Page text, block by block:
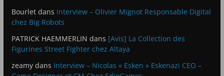
Bourletdans Interview – Olivier Mignot Responsable Digital
chez Big Robots
PATRICK HAEMMERLIN dans [Avis] La Collection des
Figurines Street Fighter chez Altaya
zeamydans Interview – Nicolas « Esken » Eskenazi CEO –